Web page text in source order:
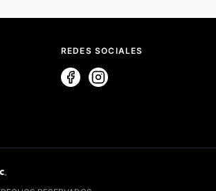
REDES SOCIALES